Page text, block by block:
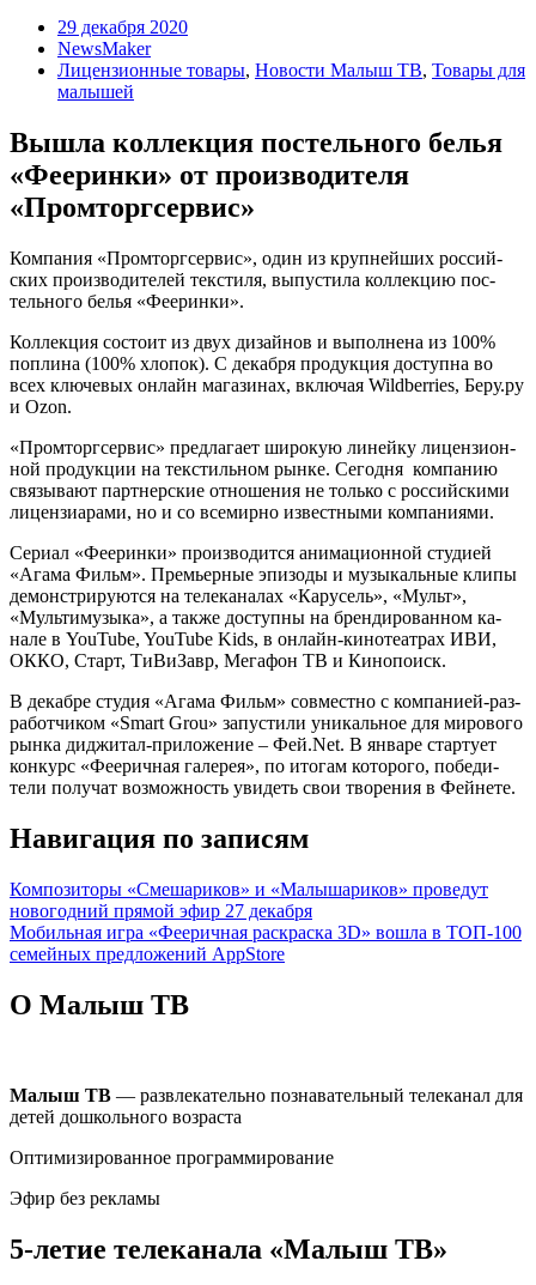
29 декабря 2020
NewsMaker
Лицензионные товары, Новости Малыш ТВ, Товары для
малышей
Вышла коллекция постельного белья
«Фееринки» от производителя
«Промторгсервис»
Ком­па­ния «Пром­тор­гсер­вис», один из круп­ней­ших рос­сий­
ских про­из­во­дите­лей тек­сти­ля, вы­пус­ти­ла кол­лекцию пос­
тель­но­го белья «Фе­ерин­ки».
Кол­лекция сос­то­ит из двух ди­зай­нов и вы­пол­не­на из 100%
поп­ли­на (100% хло­пок). С де­каб­ря про­дук­ция дос­тупна во
всех клю­чевых он­лайн ма­гази­нах, вклю­чая Wildberries, Бе­ру.ру
и Ozon.
«Пром­тор­гсер­вис» пред­ла­га­ет ши­рокую ли­ней­ку ли­цен­зи­он­
ной про­дук­ции на тек­стиль­ном рын­ке. Се­год­ня ком­па­нию
свя­зыва­ют пар­тнерские от­но­шения не толь­ко с рос­сий­ски­ми
ли­цен­зи­ара­ми, но и со все­мир­но из­вес­тны­ми ком­па­ни­ями.
Се­ри­ал «Фе­ерин­ки» про­из­во­дит­ся ани­маци­он­ной сту­ди­ей
«Ага­ма Фильм». Премь­ер­ные эпи­зоды и му­зыкаль­ные кли­пы
де­монс­три­ру­ют­ся на те­лека­налах «Ка­русель», «Мульт»,
«Муль­ти­музы­ка», а так­же дос­тупны на брен­ди­рован­ном ка­
нале в YouTube, YouTube Kids, в он­лайн-ки­ноте­ат­рах ИВИ,
ОК­КО, Старт, Ти­ВиЗавр, Ме­гафон ТВ и Ки­нопо­иск.
В де­каб­ре сту­дия «Ага­ма Фильм» сов­мес­тно с ком­па­ни­ей-раз­
ра­бот­чи­ком «Smart Grou» за­пус­ти­ли уни­каль­ное для ми­рово­го
рын­ка дид­жи­тал-при­ложе­ние – Фей.Net. В ян­ва­ре стар­ту­ет
кон­курс «Фе­ерич­ная га­лерея», по ито­гам ко­торо­го, по­беди­
тели по­лучат воз­можность уви­деть свои тво­рения в Фей­не­те.
Навигация по записям
Композиторы «Смешариков» и «Малышариков» проведут
новогодний прямой эфир 27 декабря
Мобильная игра «Фееричная раскраска 3D» вошла в ТОП-100
семейных предложений AppStore
О Малыш ТВ
Малыш ТВ — развлекательно познавательный телеканал для
детей дошкольного возраста
Оптимизированное программирование
Эфир без рекламы
5-летие телеканала «Малыш ТВ»